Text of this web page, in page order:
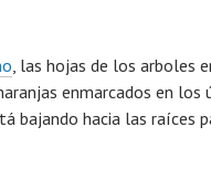
, las hojas de los arboles
enmarcados en
bajando hacia las raíces